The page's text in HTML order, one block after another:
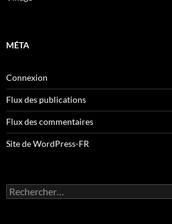
MÉTA
Connexion
Flux des publications
Flux des commentaires
Site de WordPress-FR
Rechercher :